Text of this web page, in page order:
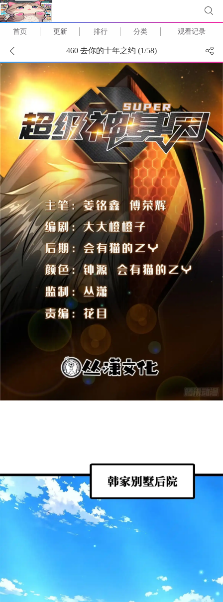
首页 更新 排行 分类 观看记录
460 去你的十年之约 (1/58)